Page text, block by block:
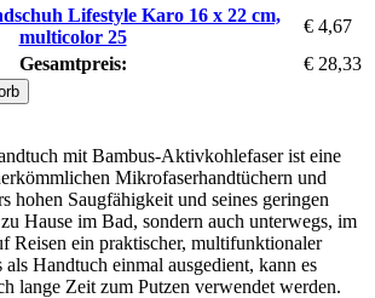
Lifestyle Karo 16 x 22 cm,
multicolor 25
€ 4,67
Gesamtpreis:
€ 28,33
mit Bambus-Aktivkohlefaser ist eine
Mikrofaserhandtüchern und
hohen Saugfähigkeit und seines geringen
Hause im Bad, sondern auch unterwegs, im
Reisen ein praktischer, multifunktionaler
Handtuch einmal ausgedient, kann es
lange Zeit zum Putzen verwendet werden.